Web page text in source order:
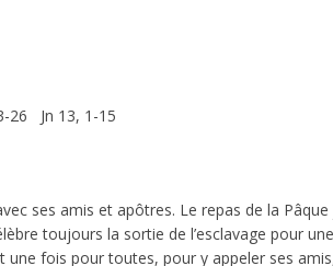
26 Jn 13, 1-15
ses amis et apôtres. Le repas de la
toujours la sortie de l’esclavage pour
une fois pour toutes, pour y appeler ses